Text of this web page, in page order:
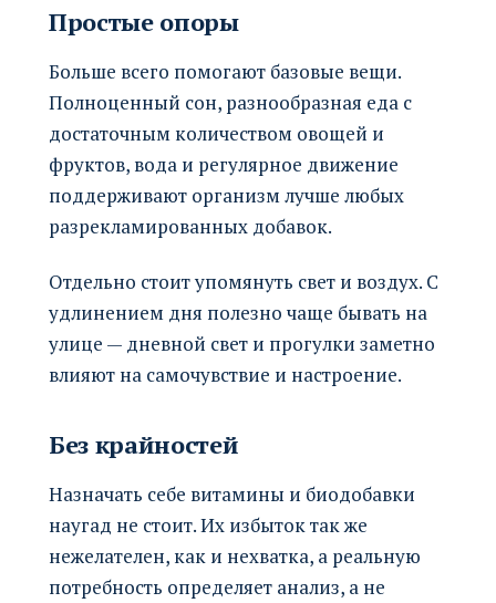
Простые опоры
Больше всего помогают базовые вещи.
Полноценный сон, разнообразная еда с
достаточным количеством овощей и
фруктов, вода и регулярное движение
поддерживают организм лучше любых
разрекламированных добавок.
Отдельно стоит упомянуть свет и воздух. С
удлинением дня полезно чаще бывать на
улице — дневной свет и прогулки заметно
влияют на самочувствие и настроение.
Без крайностей
Назначать себе витамины и биодобавки
наугад не стоит. Их избыток так же
нежелателен, как и нехватка, а реальную
потребность определяет анализ, а не